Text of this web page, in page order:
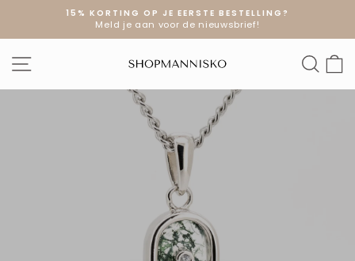
artikel
Diavoorstelling
15% KORTING OP JE EERSTE BESTELLING?
Meld je aan voor de nieuwsbrief!
SITE NAVIGATIE